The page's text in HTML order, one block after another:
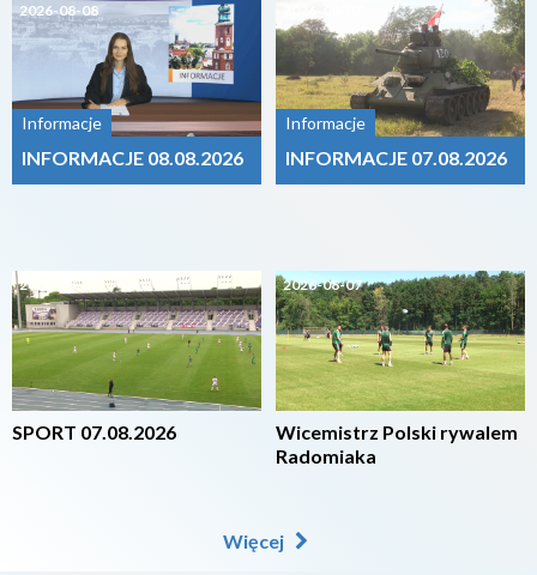
2026-08-08
Informacje
INFORMACJE 08.08.2026
2026-08-07
SPORT 07.08.2026
Informacje
INFORMACJE 07.08.2026
2026-08-07
Wicemistrz Polski rywalem
Radomiaka
Więcej